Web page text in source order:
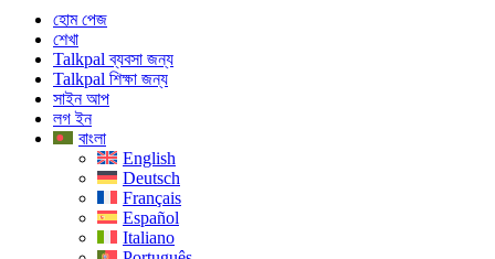
হোম পেজ
শেখা
Talkpal ব্যবসা জন্য
Talkpal শিক্ষা জন্য
সাইন আপ
লগ ইন
বাংলা
English
Deutsch
Français
Español
Italiano